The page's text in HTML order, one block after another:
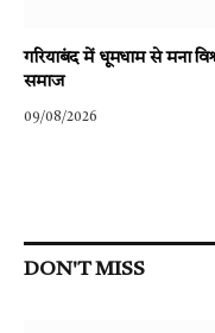
गरियाबंद में धूमधाम से मना
समाज
09/08/2026
DON'T MISS